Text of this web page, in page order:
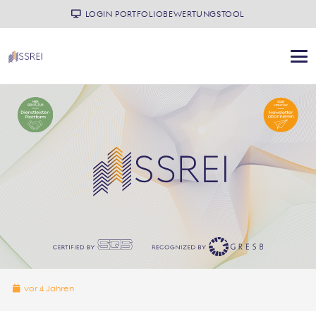
LOGIN PORTFOLIOBEWERTUNGSTOOL
vor 4 Jahren